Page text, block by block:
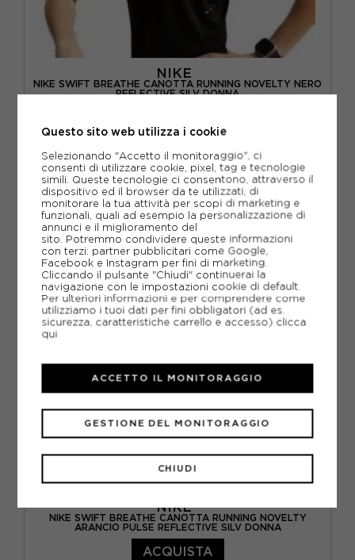
NIKE
NIKE SWIFT BREATHE CANOTTA RUNNING NOVELTY NERO
REFLECTIVE SILV DONNA
XS S M L
-30% 27,99€
39,99€
NIKE
NIKE SWIFT BREATHE CANOTTA RUNNING NOVELTY
ARANCIO PULSE REFLECTIVE SILV DONNA
ACQUISTA
Questo sito web utilizza i cookie
Selezionando "Accetto il monitoraggio", ci
consenti di utilizzare cookie, pixel, tag e tecnologie
simili. Queste tecnologie ci consentono, attraverso il
dispositivo ed il browser da te utilizzati, di
monitorare la tua attività per scopi di marketing e
funzionali, quali ad esempio la personalizzazione di
annunci e il miglioramento del
sito. Potremmo condividere queste informazioni
con terzi: partner pubblicitari come Google,
Facebook e Instagram per fini di marketing.
Cliccando il pulsante "Chiudi" continuerai la
navigazione con le impostazioni cookie di default.
Per ulteriori informazioni e per comprendere come
utilizziamo i tuoi dati per fini obbligatori (ad es.
sicurezza, caratteristiche carrello e accesso) clicca
qui
CHIUDI
GESTIONE DEL MONITORAGGIO
ACCETTO IL MONITORAGGIO